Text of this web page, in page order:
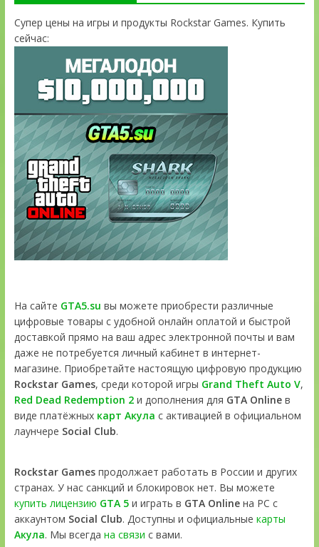
Супер цены на игры и продукты Rockstar Games. Купить
сейчас:
На сайте GTA5.su вы можете приобрести различные
цифровые товары с удобной онлайн оплатой и быстрой
доставкой прямо на ваш адрес электронной почты и вам
даже не потребуется личный кабинет в интернет-
магазине. Приобретайте настоящую цифровую продукцию
Rockstar Games, среди которой игры Grand Theft Auto V,
Red Dead Redemption 2и дополнения для GTA Onlineв
виде платёжных карт Акула с активацией в официальном
лаунчере Social Club.
Rockstar Gamesпродолжает работать в России и других
странах. У нас санкций и блокировок нет. Вы можете
купить лицензию GTA 5и играть в GTA Onlineна PC с
аккаунтом Social Club. Доступны и официальные карты
Акула. Мы всегда на связи с вами.